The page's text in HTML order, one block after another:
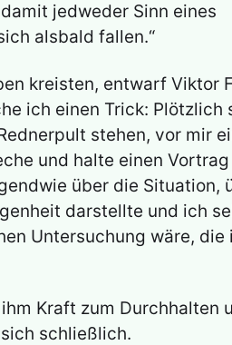
jedweder Sinn eines
alsbald fallen.“
kreisten, entwarf Viktor
ich einen Trick: Plötzlich
stehen, vor mir
und halte einen
über die Situation,
darstellte und ich
Untersuchung wäre, die
Kraft zum Durchhalten
schließlich.